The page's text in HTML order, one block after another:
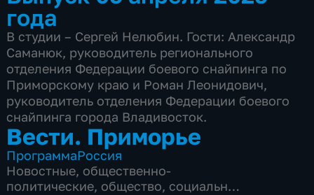
года
В студии – Сергей Нелюбин. Гости: Александр
Саманюк, руководитель регионального
отделения Федерации боевого снайпинга по
Приморскому краю и Роман Леонидович,
руководитель отделения Федерации боевого
снайпинга города Владивосток.
Вести. Приморье
ПрограммаРоссия
Новостные, общественно-
политические, общество, социально-